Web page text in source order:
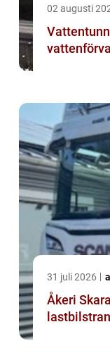
02 augusti
Vattentunna enkel väg till
31 juli 2026
Åkeri Skara effektiv och säker